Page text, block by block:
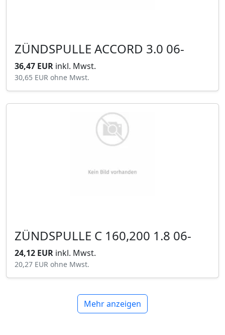
ZÜNDSPULLE ACCORD 3.0 06-
36,47 EUR inkl. Mwst.
30,65 EUR ohne Mwst.
ZÜNDSPULLE C 160,200 1.8 06-
24,12 EUR inkl. Mwst.
20,27 EUR ohne Mwst.
Mehr anzeigen